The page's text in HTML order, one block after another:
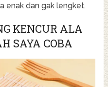
enak dan gak lengket.
KENCUR ALA
SAYA COBA